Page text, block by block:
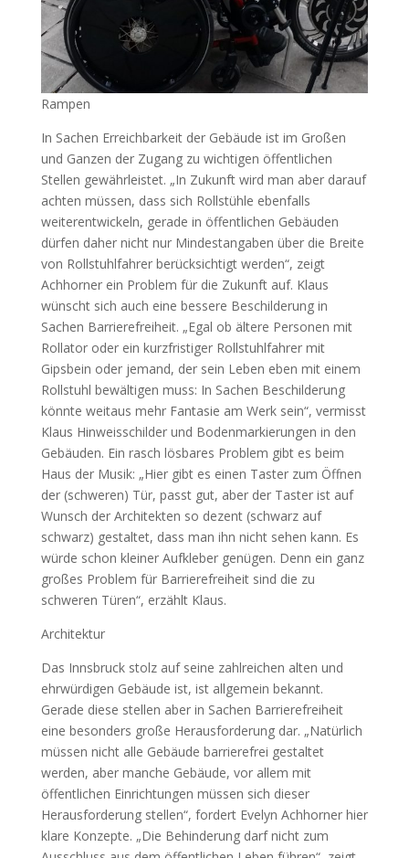
Rampen
In Sachen Erreichbarkeit der Gebäude ist im Großen
und Ganzen der Zugang zu wichtigen öffentlichen
Stellen gewährleistet. „In Zukunft wird man aber darauf
achten müssen, dass sich Rollstühle ebenfalls
weiterentwickeln, gerade in öffentlichen Gebäuden
dürfen daher nicht nur Mindestangaben über die Breite
von Rollstuhlfahrer berücksichtigt werden“, zeigt
Achhorner ein Problem für die Zukunft auf. Klaus
wünscht sich auch eine bessere Beschilderung in
Sachen Barrierefreiheit. „Egal ob ältere Personen mit
Rollator oder ein kurzfristiger Rollstuhlfahrer mit
Gipsbein oder jemand, der sein Leben eben mit einem
Rollstuhl bewältigen muss: In Sachen Beschilderung
könnte weitaus mehr Fantasie am Werk sein“, vermisst
Klaus Hinweisschilder und Bodenmarkierungen in den
Gebäuden. Ein rasch lösbares Problem gibt es beim
Haus der Musik: „Hier gibt es einen Taster zum Öffnen
der (schweren) Tür, passt gut, aber der Taster ist auf
Wunsch der Architekten so dezent (schwarz auf
schwarz) gestaltet, dass man ihn nicht sehen kann. Es
würde schon kleiner Aufkleber genügen. Denn ein ganz
großes Problem für Barrierefreiheit sind die zu
schweren Türen“, erzählt Klaus.
Architektur
Das Innsbruck stolz auf seine zahlreichen alten und
ehrwürdigen Gebäude ist, ist allgemein bekannt.
Gerade diese stellen aber in Sachen Barrierefreiheit
eine besonders große Herausforderung dar. „Natürlich
müssen nicht alle Gebäude barrierefrei gestaltet
werden, aber manche Gebäude, vor allem mit
öffentlichen Einrichtungen müssen sich dieser
Herausforderung stellen“, fordert Evelyn Achhorner hier
klare Konzepte. „Die Behinderung darf nicht zum